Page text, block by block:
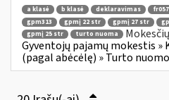
a klasė b klasė deklaravimas
gpm313
gpmį 22 str gpmį 27 str
gpmį 25 str
turto nuoma
Gyventojų pajamų mokestis »
(pagal abėcėlę) » Turto